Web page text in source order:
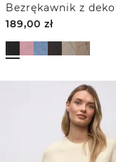
189,00 zł